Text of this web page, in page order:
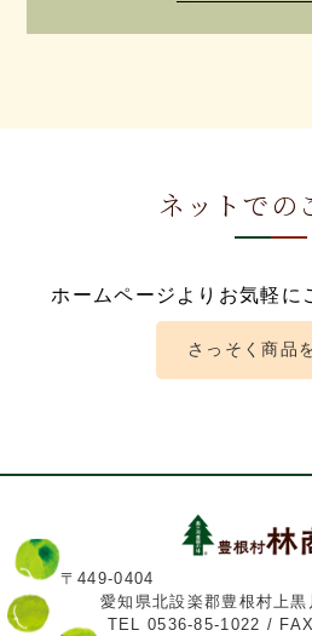
ネットでの
ホームページよりお気軽に
さっそく商品
〒449-0404
愛知県北設楽郡豊根村上
TEL 0536-85-1022 /